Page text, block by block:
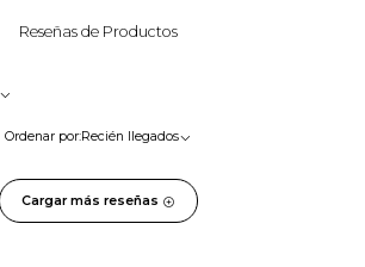
Reseñas de Productos
Ordenar por:Recién llegados
Cargar más reseñas